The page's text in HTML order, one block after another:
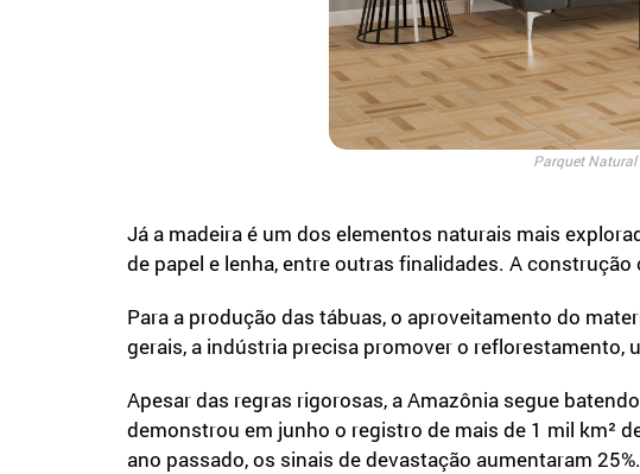
Parquet
Já a madeira é um dos elementos naturais mais
de papel e lenha, entre outras finalidades. A
Para a produção das tábuas, o aproveitamento do
gerais, a indústria precisa promover o reflorestamento,
Apesar das regras rigorosas, a Amazônia segue
demonstrou em junho o registro de mais de 1 mil km²
ano passado, os sinais de devastação aumentaram 25%.